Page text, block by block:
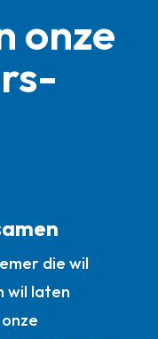
onze
die wil
wil laten